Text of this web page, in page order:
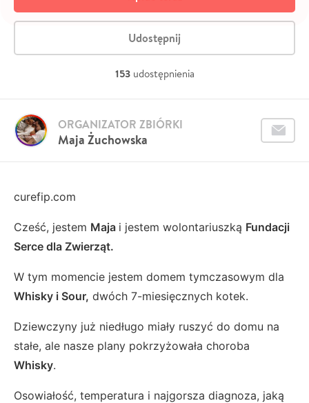
Udostępnij
153 udostępnienia
Maja Żuchowska
ORGANIZATOR ZBIÓRKI
curefip.com
Cześć, jestem Maja i jestem wolontariuszką Fundacji
Serce dla Zwierząt.
W tym momencie jestem domem tymczasowym dla
Whisky i Sour, dwóch 7-miesięcznych kotek.
Dziewczyny już niedługo miały ruszyć do domu na
stałe, ale nasze plany pokrzyżowała choroba
Whisky.
Osowiałość, temperatura i najgorsza diagnoza, jaką